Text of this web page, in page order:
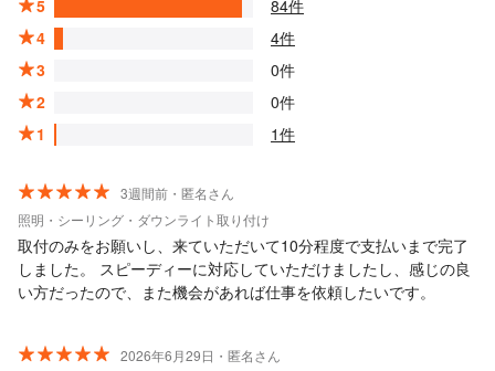
5
84件
4
4件
3
0件
2
0件
1
1件
3週間前・匿名さん
照明・シーリング・ダウンライト取り付け
取付のみをお願いし、来ていただいて10分程度で支払いまで完了
しました。 スピーディーに対応していただけましたし、感じの良
い方だったので、また機会があれば仕事を依頼したいです。
2026年6月29日・匿名さん